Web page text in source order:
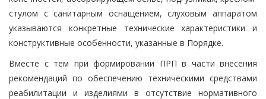
стулом с санитарным оснащением, слуховым аппаратом
указываются конкретные технические характеристики и
конструктивные особенности, указанные в Порядке.
Вместе с тем при формировании ПРП в части внесения
рекомендаций по обеспечению техническими средствами
реабилитации и изделиями в отсутствие нормативного